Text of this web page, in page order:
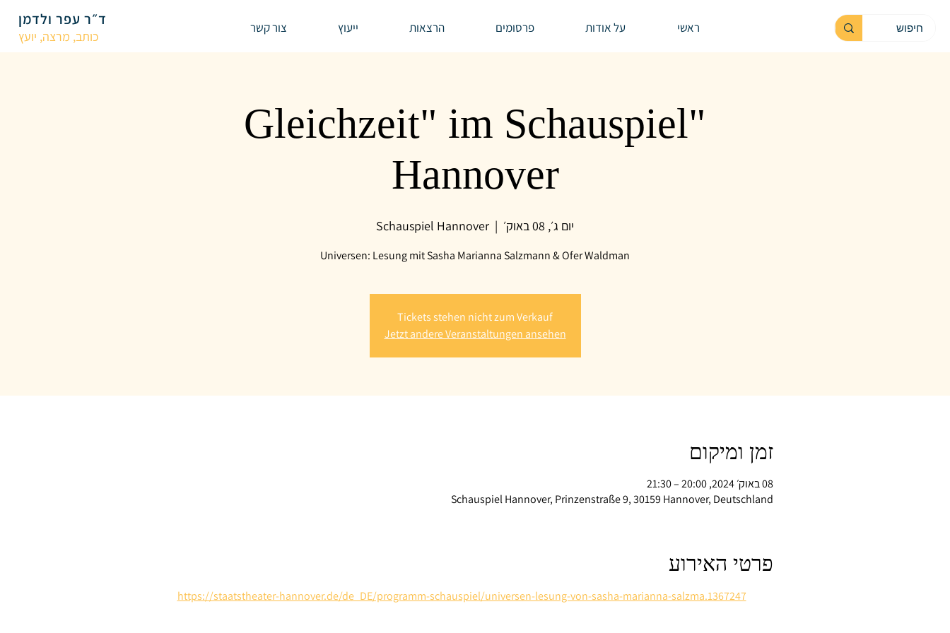
ד״ר עפר ולדמן
כותב, מרצה, יועץ
ראשי על אודות פרסומים הרצאות ייעוץ צור קשר
"Gleichzeit" im Schauspiel
Hannover
יום ג׳, 08 באוק׳
  |
Schauspiel Hannover
Universen: Lesung mit Sasha Marianna Salzmann & Ofer Waldman
Tickets stehen nicht zum Verkauf
Jetzt andere Veranstaltungen ansehen
זמן ומיקום
08 באוק׳ 2024, 20:00 – 21:30
Schauspiel Hannover, Prinzenstraße 9, 30159 Hannover, Deutschland
פרטי האירוע
https://staatstheater-hannover.de/de_DE/programm-schauspiel/universen-lesung-von-sasha-marianna-salzma.1367247